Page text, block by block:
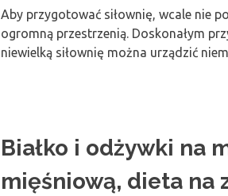
Aby przygotować siłownię, wcale nie
ogromną przestrzenią. Doskonałym
niewielką siłownię można urządzić
Białko i odżywki na
mięśniową, dieta na